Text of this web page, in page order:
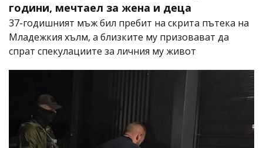
години, мечтаел за жена и деца
37-годишният мъж бил пребит на скрита пътека на
Младежкия хълм, а близките му призовават да
спрат спекулациите за личния му живот